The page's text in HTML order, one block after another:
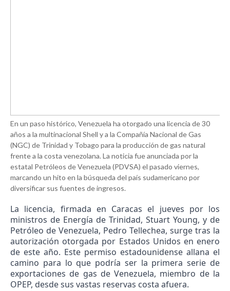
En un paso histórico, Venezuela ha otorgado una licencia de 30
años a la multinacional Shell y a la Compañía Nacional de Gas
(NGC) de Trinidad y Tobago para la producción de gas natural
frente a la costa venezolana. La noticia fue anunciada por la
estatal Petróleos de Venezuela (PDVSA) el pasado viernes,
marcando un hito en la búsqueda del país sudamericano por
diversificar sus fuentes de ingresos.
La licencia, firmada en Caracas el jueves por los
ministros de Energía de Trinidad, Stuart Young, y de
Petróleo de Venezuela, Pedro Tellechea, surge tras la
autorización otorgada por Estados Unidos en enero
de este año. Este permiso estadounidense allana el
camino para lo que podría ser la primera serie de
exportaciones de gas de Venezuela, miembro de la
OPEP, desde sus vastas reservas costa afuera.